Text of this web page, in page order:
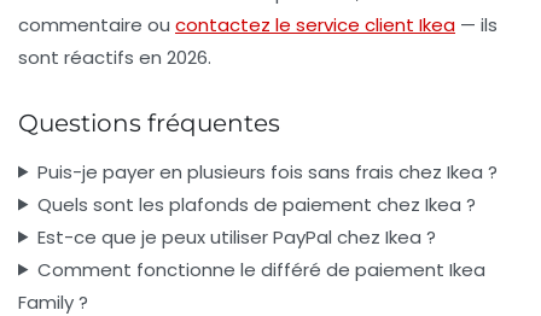
commentaire ou contactez le service client Ikea — ils
sont réactifs en 2026.
Questions fréquentes
Puis-je payer en plusieurs fois sans frais chez Ikea ?
Quels sont les plafonds de paiement chez Ikea ?
Est-ce que je peux utiliser PayPal chez Ikea ?
Comment fonctionne le différé de paiement Ikea
Family ?